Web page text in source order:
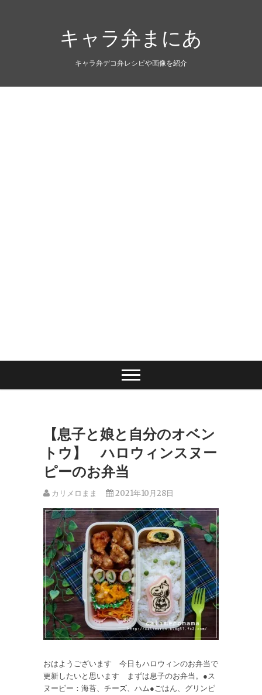
キャラ弁まにあ
キャラ弁デコ弁レシピや画像を紹介
【息子と娘と自分のオベン
トウ】 ハロウィンスヌー
ピーのお弁当
カリメロまま 2021年10月28日
おはようございます 今日もハロウィンのお弁当で
更新したいと思います まずは息子のお弁当。●ス
ヌーピー：海苔、チーズ、ハム●ごはん、グリンピ